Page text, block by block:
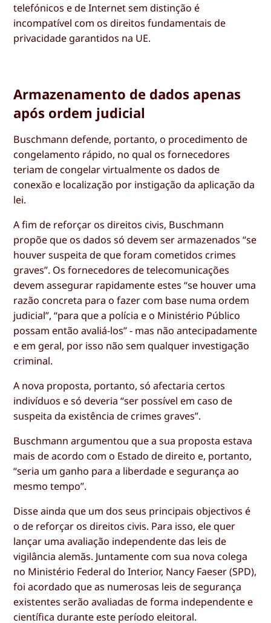
telefónicos e de Internet sem distinção é
incompatível com os direitos fundamentais de
privacidade garantidos na UE.
Armazenamento de dados apenas
após ordem judicial
Buschmann defende, portanto, o procedimento de
congelamento rápido, no qual os fornecedores
teriam de congelar virtualmente os dados de
conexão e localização por instigação da aplicação da
lei.
A fim de reforçar os direitos civis, Buschmann
propõe que os dados só devem ser armazenados “se
houver suspeita de que foram cometidos crimes
graves”. Os fornecedores de telecomunicações
devem assegurar rapidamente estes “se houver uma
razão concreta para o fazer com base numa ordem
judicial”, “para que a polícia e o Ministério Público
possam então avaliá-los” - mas não antecipadamente
e em geral, por isso não sem qualquer investigação
criminal.
A nova proposta, portanto, só afectaria certos
indivíduos e só deveria “ser possível em caso de
suspeita da existência de crimes graves”.
Buschmann argumentou que a sua proposta estava
mais de acordo com o Estado de direito e, portanto,
“seria um ganho para a liberdade e segurança ao
mesmo tempo”.
Disse ainda que um dos seus principais objectivos é
o de reforçar os direitos civis. Para isso, ele quer
lançar uma avaliação independente das leis de
vigilância alemãs. Juntamente com sua nova colega
no Ministério Federal do Interior, Nancy Faeser (SPD),
foi acordado que as numerosas leis de segurança
existentes serão avaliadas de forma independente e
científica durante este período eleitoral.